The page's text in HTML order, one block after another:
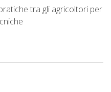
tra gli agricoltori per